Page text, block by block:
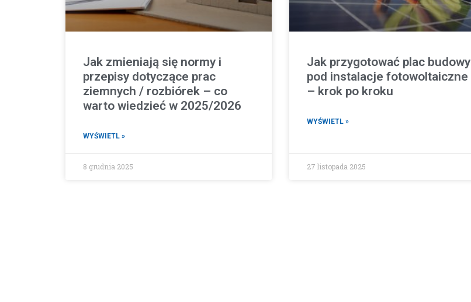
Jak zmieniają się normy i
przepisy dotyczące prac
ziemnych / rozbiórek – co
warto wiedzieć w 2025/2026
WYŚWIETL »
8 grudnia 2025
Jak przygotować plac budowy
pod instalacje fotowoltaiczne
– krok po kroku
WYŚWIETL »
27 listopada 2025